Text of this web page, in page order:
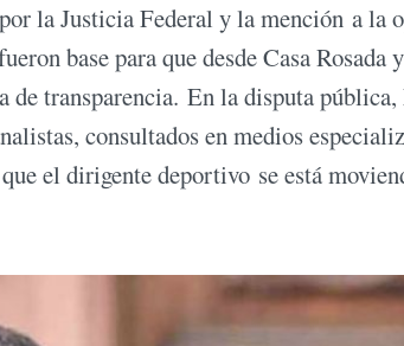
la Justicia Federal y la mención a la
base para que desde Casa
de transparencia. En la disputa
consultados en medios
el dirigente deportivo se está